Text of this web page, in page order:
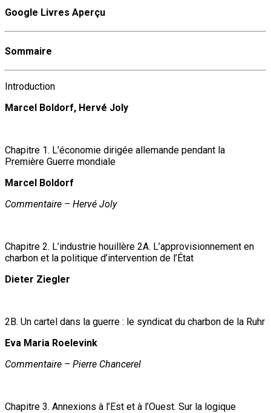
Google Livres Aperçu
Sommaire
Introduction
Marcel Boldorf, Hervé Joly
Chapitre 1. L'économie dirigée allemande pendant la
Première Guerre mondiale
Marcel Boldorf
Commentaire – Hervé Joly
Chapitre 2. L’industrie houillère 2A. L’approvisionnement en
charbon et la politique d’intervention de l’État
Dieter Ziegler
2B. Un cartel dans la guerre : le syndicat du charbon de la Ruhr
Eva Maria Roelevink
Commentaire – Pierre Chancerel
Chapitre 3. Annexions à l’Est et à l’Ouest. Sur la logique